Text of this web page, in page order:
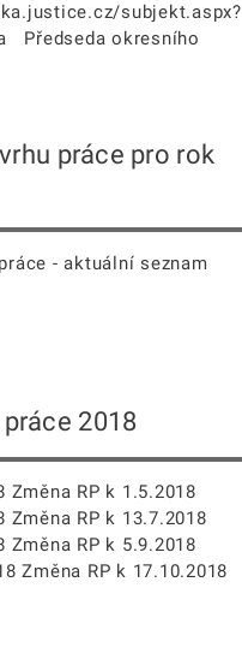
subjekt.aspx?
Předseda okresního
práce pro rok
- aktuální seznam
2018
Změna RP k 1.5.2018
Změna RP k 13.7.2018
Změna RP k 5.9.2018
Změna RP k 17.10.2018